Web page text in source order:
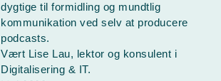
dygtige til formidling og mundtlig
kommunikation ved selv at producere
podcasts.
Vært Lise Lau, lektor og konsulent i
Digitalisering & IT.